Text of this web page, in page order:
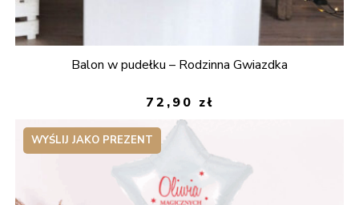
Balon w pudełku – Rodzinna Gwiazdka
72,90 zł
WYŚLIJ JAKO PREZENT